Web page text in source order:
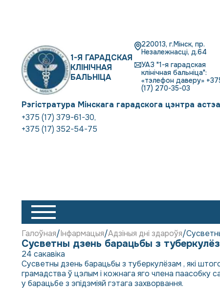
1-Я ГАРАДСКАЯ
КЛІНІЧНАЯ
БАЛЬНІЦА
220013, г.Мінск, пр.
Незалежнасці, д.64
УАЗ "1-я гарадская
клінічная бальніца":
«тэлефон даверу»
(17) 270-35-03
Рэгістратура Мінскага гарадскога цэнтра
+375 (17) 379-61-30,
+375 (17) 352-54-75
Галоўная Інфармацыя Адзіныя дні здароўя
Сусветны дзень барацьбы з
24 сакавіка
Сусветны дзень барацьбы з туберкулёзам , які
грамадства ў цэлым і кожнага яго члена паасобку
у барацьбе з эпідэміяй гэтага захворвання.